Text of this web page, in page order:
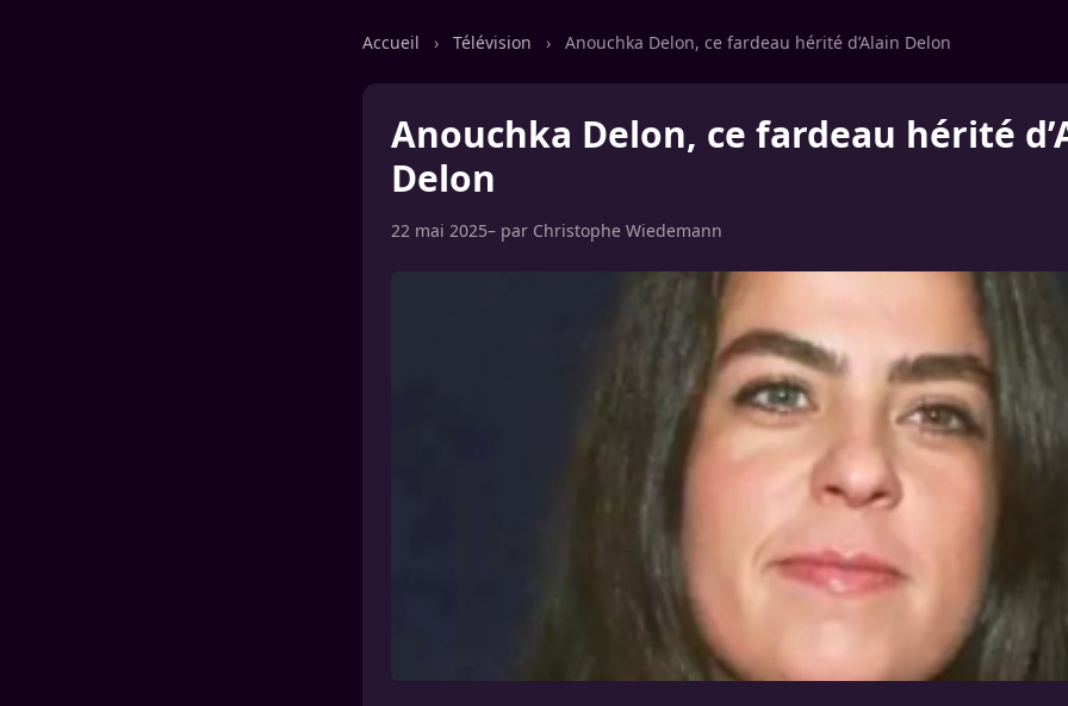
Accueil › Télévision › Anouchka Delon, ce fardeau hérité d’Alain Delon
Anouchka Delon, ce fardeau hérité
Delon
22 mai 2025– par Christophe Wiedemann